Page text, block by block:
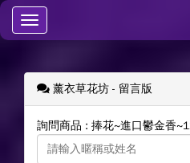
Toggle
navigation
薰衣草花坊 - 留言版
詢問商品 : 捧花~進口鬱金香